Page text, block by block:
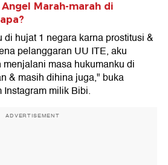
Angel Marah-marah di
di hujat 1 negara karna prostitusi &
pelanggaran UU ITE, aku
masa hukumanku di
& masih dihina juga," buka
milik Bibi.
ADVERTISEMENT